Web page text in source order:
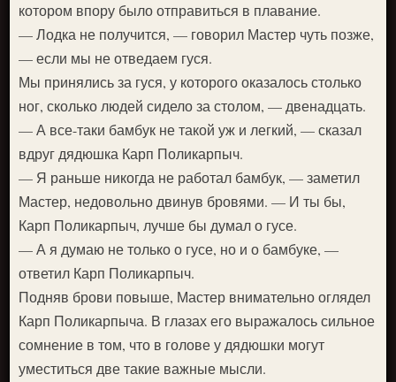
котором впору было отправиться в плавание.
— Лодка не получится, — говорил Мастер чуть позже,
— если мы не отведаем гуся.
Мы принялись за гуся, у которого оказалось столько
ног, сколько людей сидело за столом, — двенадцать.
— А все-таки бамбук не такой уж и легкий, — сказал
вдруг дядюшка Карп Поликарпыч.
— Я раньше никогда не работал бамбук, — заметил
Мастер, недовольно двинув бровями. — И ты бы,
Карп Поликарпыч, лучше бы думал о гусе.
— А я думаю не только о гусе, но и о бамбуке, —
ответил Карп Поликарпыч.
Подняв брови повыше, Мастер внимательно оглядел
Карп Поликарпыча. В глазах его выражалось сильное
сомнение в том, что в голове у дядюшки могут
уместиться две такие важные мысли.